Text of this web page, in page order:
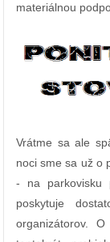
materiálnou
Vrátme sa ale
noci sme sa už o
- na parkovisku
poskytuje
organizátorov.